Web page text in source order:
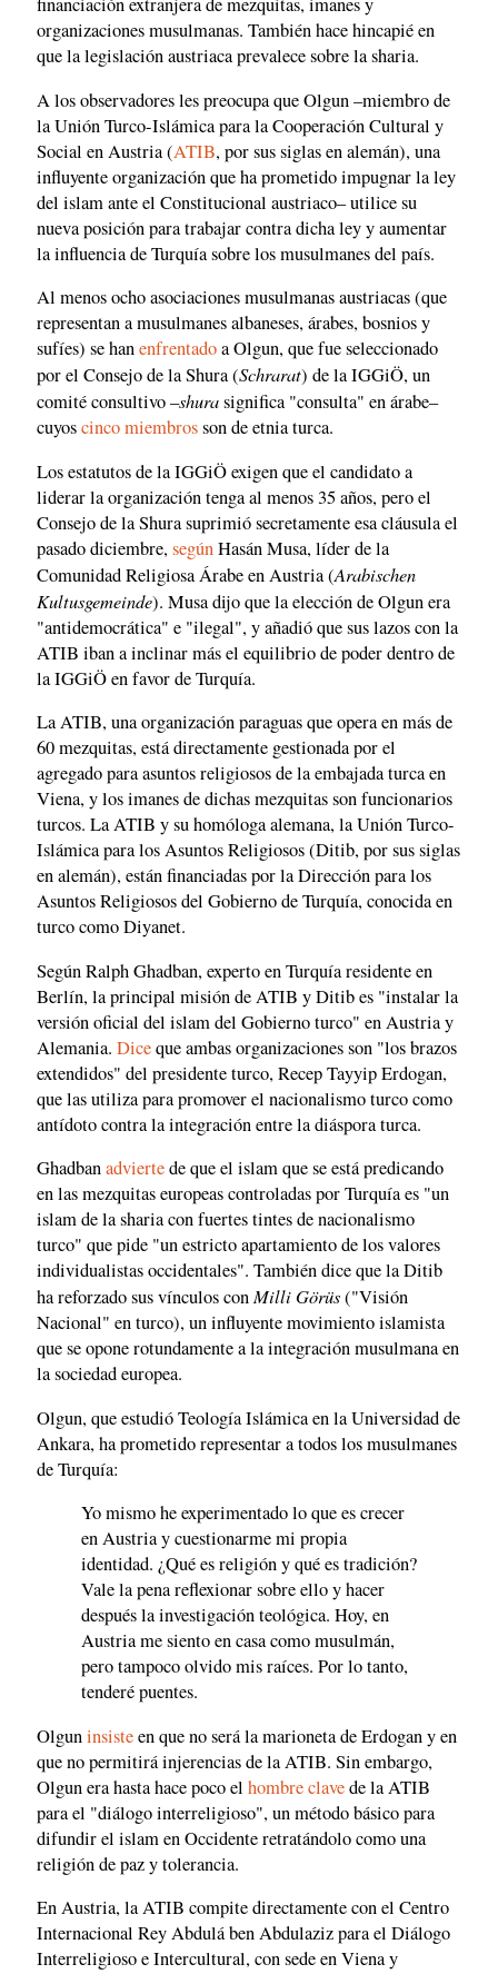
organizaciones musulmanas. También hace hincapié en
que la legislación austriaca prevalece sobre la sharia.
A los observadores les preocupa que Olgun –miembro de
la Unión Turco-Islámica para la Cooperación Cultural y
Social en Austria (ATIB, por sus siglas en alemán), una
influyente organización que ha prometido impugnar la ley
del islam ante el Constitucional austriaco– utilice su
nueva posición para trabajar contra dicha ley y aumentar
la influencia de Turquía sobre los musulmanes del país.
Al menos ocho asociaciones musulmanas austriacas (que
representan a musulmanes albaneses, árabes, bosnios y
sufíes) se hanenfrentadoa Olgun, que fue seleccionado
por el Consejo de la Shura (Schrarat) de la IGGiÖ, un
comité consultivo –shurasignifica "consulta" en árabe–
cuyoscinco miembrosson de etnia turca.
Los estatutos de la IGGiÖ exigen que el candidato a
liderar la organización tenga al menos 35 años, pero el
Consejo de la Shura suprimió secretamente esa cláusula el
pasado diciembre,segúnHasán Musa, líder de la
Comunidad Religiosa Árabe en Austria (Arabischen
Kultusgemeinde). Musa dijo que la elección de Olgun era
"antidemocrática" e "ilegal", y añadió que sus lazos con la
ATIB iban a inclinar más el equilibrio de poder dentro de
la IGGiÖ en favor de Turquía.
La ATIB, una organización paraguas que opera en más de
60 mezquitas, está directamente gestionada por el
agregado para asuntos religiosos de la embajada turca en
Viena, y los imanes de dichas mezquitas son funcionarios
turcos. La ATIB y su homóloga alemana, la Unión Turco-
Islámica para los Asuntos Religiosos (Ditib, por sus siglas
en alemán), están financiadas por la Dirección para los
Asuntos Religiosos del Gobierno de Turquía, conocida en
turco como Diyanet.
Según Ralph Ghadban, experto en Turquía residente en
Berlín, la principal misión de ATIB y Ditib es "instalar la
versión oficial del islam del Gobierno turco" en Austria y
Alemania. Diceque ambas organizaciones son "los brazos
extendidos" del presidente turco, Recep Tayyip Erdogan,
que las utiliza para promover el nacionalismo turco como
antídoto contra la integración entre la diáspora turca.
Ghadbanadviertede que el islam que se está predicando
en las mezquitas europeas controladas por Turquía es "un
islam de la sharia con fuertes tintes de nacionalismo
turco" que pide "un estricto apartamiento de los valores
individualistas occidentales". También dice que la Ditib
ha reforzado sus vínculos conMilli Görüs("Visión
Nacional" en turco), un influyente movimiento islamista
que se opone rotundamente a la integración musulmana en
la sociedad europea.
Olgun, que estudió Teología Islámica en la Universidad de
Ankara, ha prometido representar a todos los musulmanes
de Turquía:
Yo mismo he experimentado lo que es crecer
en Austria y cuestionarme mi propia
identidad. ¿Qué es religión y qué es tradición?
Vale la pena reflexionar sobre ello y hacer
después la investigación teológica. Hoy, en
Austria me siento en casa como musulmán,
pero tampoco olvido mis raíces. Por lo tanto,
tenderé puentes.
Olguninsisteen que no será la marioneta de Erdogan y en
que no permitirá injerencias de la ATIB. Sin embargo,
Olgun era hasta hace poco el hombre clavede la ATIB
para el "diálogo interreligioso", un método básico para
difundir el islam en Occidente retratándolo como una
religión de paz y tolerancia.
En Austria, la ATIB compite directamente con el Centro
Internacional Rey Abdulá ben Abdulaziz para el Diálogo
Interreligioso e Intercultural, con sede en Viena y